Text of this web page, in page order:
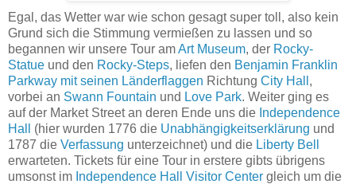
Egal, das Wetter war wie schon gesagt super toll, also kein
Grund sich die Stimmung vermießen zu lassen und so
begannen wir unsere Tour amArt Museum, der Rocky-
Statue und den Rocky-Steps, liefen den Benjamin Franklin
Parkway mit seinen Länderflaggen Richtung City Hall ,
vorbei an Swann Fountain und Love Park. Weiter ging es
auf der Market Street an deren Ende uns die Independence
Hall
(hier wurden 1776 die Unabhängigkeitserklärung und
1787 die Verfassung unterzeichnet) und die Liberty Bell
erwarteten. Tickets für eine Tour in erstere gibts übrigens
umsonst im Independence Hall Visitor Center gleich um die